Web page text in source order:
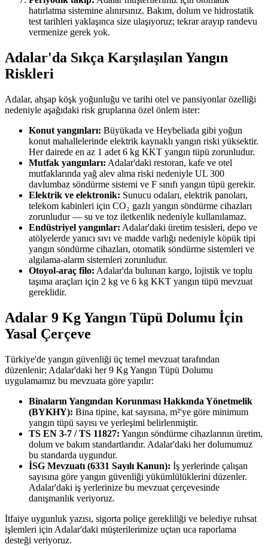
hatırlatma sistemine alınırsınız. Bakım, dolum ve hidrostatik
test tarihleri yaklaşınca size ulaşıyoruz; tekrar arayıp randevu
vermenize gerek yok.
Adalar'da Sıkça Karşılaşılan Yangın
Riskleri
Adalar, ahşap köşk yoğunluğu ve tarihi otel ve pansiyonlar özelliği
nedeniyle aşağıdaki risk gruplarına özel önlem ister:
Konut yangınları: Büyükada ve Heybeliada gibi yoğun
konut mahallelerinde elektrik kaynaklı yangın riski yüksektir.
Her dairede en az 1 adet 6 kg KKT yangın tüpü zorunludur.
Mutfak yangınları: Adalar'daki restoran, kafe ve otel
mutfaklarında yağ alev alma riski nedeniyle UL 300
davlumbaz söndürme sistemi ve F sınıfı yangın tüpü gerekir.
Elektrik ve elektronik: Sunucu odaları, elektrik panoları,
telekom kabinleri için CO₂ gazlı yangın söndürme cihazları
zorunludur — su ve toz iletkenlik nedeniyle kullanılamaz.
Endüstriyel yangınlar: Adalar'daki üretim tesisleri, depo ve
atölyelerde yanıcı sıvı ve madde varlığı nedeniyle köpük tipi
yangın söndürme cihazları, otomatik söndürme sistemleri ve
algılama-alarm sistemleri zorunludur.
Otoyol-araç filo: Adalar'da bulunan kargo, lojistik ve toplu
taşıma araçları için 2 kg ve 6 kg KKT yangın tüpü mevzuat
gereklidir.
Adalar 9 Kg Yangın Tüpü Dolumu İçin
Yasal Çerçeve
Türkiye'de yangın güvenliği üç temel mevzuat tarafından
düzenlenir; Adalar'daki her 9 Kg Yangın Tüpü Dolumu
uygulamamız bu mevzuata göre yapılır:
Binaların Yangından Korunması Hakkında Yönetmelik
(BYKHY): Bina tipine, kat sayısına, m²'ye göre minimum
yangın tüpü sayısı ve yerleşimi belirlenmiştir.
TS EN 3-7 / TS 11827: Yangın söndürme cihazlarının üretim,
dolum ve bakım standartlarıdır. Adalar'daki her dolumumuz
bu standarda uygundur.
İSG Mevzuatı (6331 Sayılı Kanun): İş yerlerinde çalışan
sayısına göre yangın güvenliği yükümlülüklerini düzenler.
Adalar'daki iş yerlerinize bu mevzuat çerçevesinde
danışmanlık veriyoruz.
İtfaiye uygunluk yazısı, sigorta poliçe gerekliliği ve belediye ruhsat
işlemleri için Adalar'daki müşterilerimize uçtan uca raporlama
desteği veriyoruz.